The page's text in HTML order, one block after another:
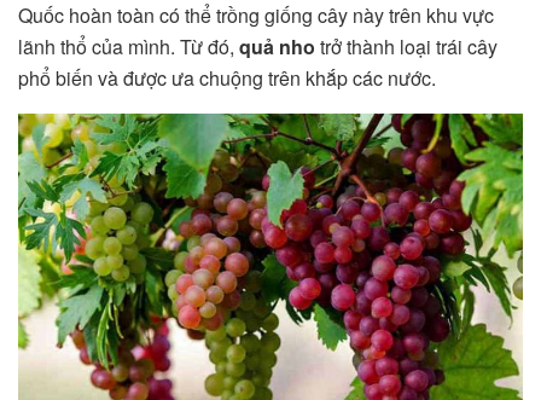
Quốc hoàn toàn có thể trồng giống cây này trên khu vực
lãnh thổ của mình. Từ đó, quả nho trở thành loại trái cây
phổ biến và được ưa chuộng trên khắp các nước.